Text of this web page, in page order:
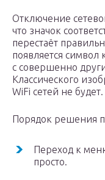
Отключение
что значок
перестаёт
появляется
с совершенно
Классического
WiFi сетей не будет.
Порядок решения
Переход к
просто.